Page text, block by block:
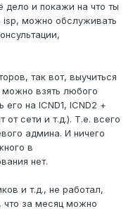
дело и покажи на что ты
isp, можно обслуживать
так вот, выучиться
можно взять любого
на ICND1, ICND2 +
сети и т.д.). Т.е. всего
админа. И ничего
в
нет.
и т.д., не работал,
за месяц можно